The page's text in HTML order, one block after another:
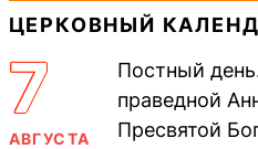
ЦЕРКОВНЫЙ
7
АВГУСТА
Постный
праведной
Пресвятой